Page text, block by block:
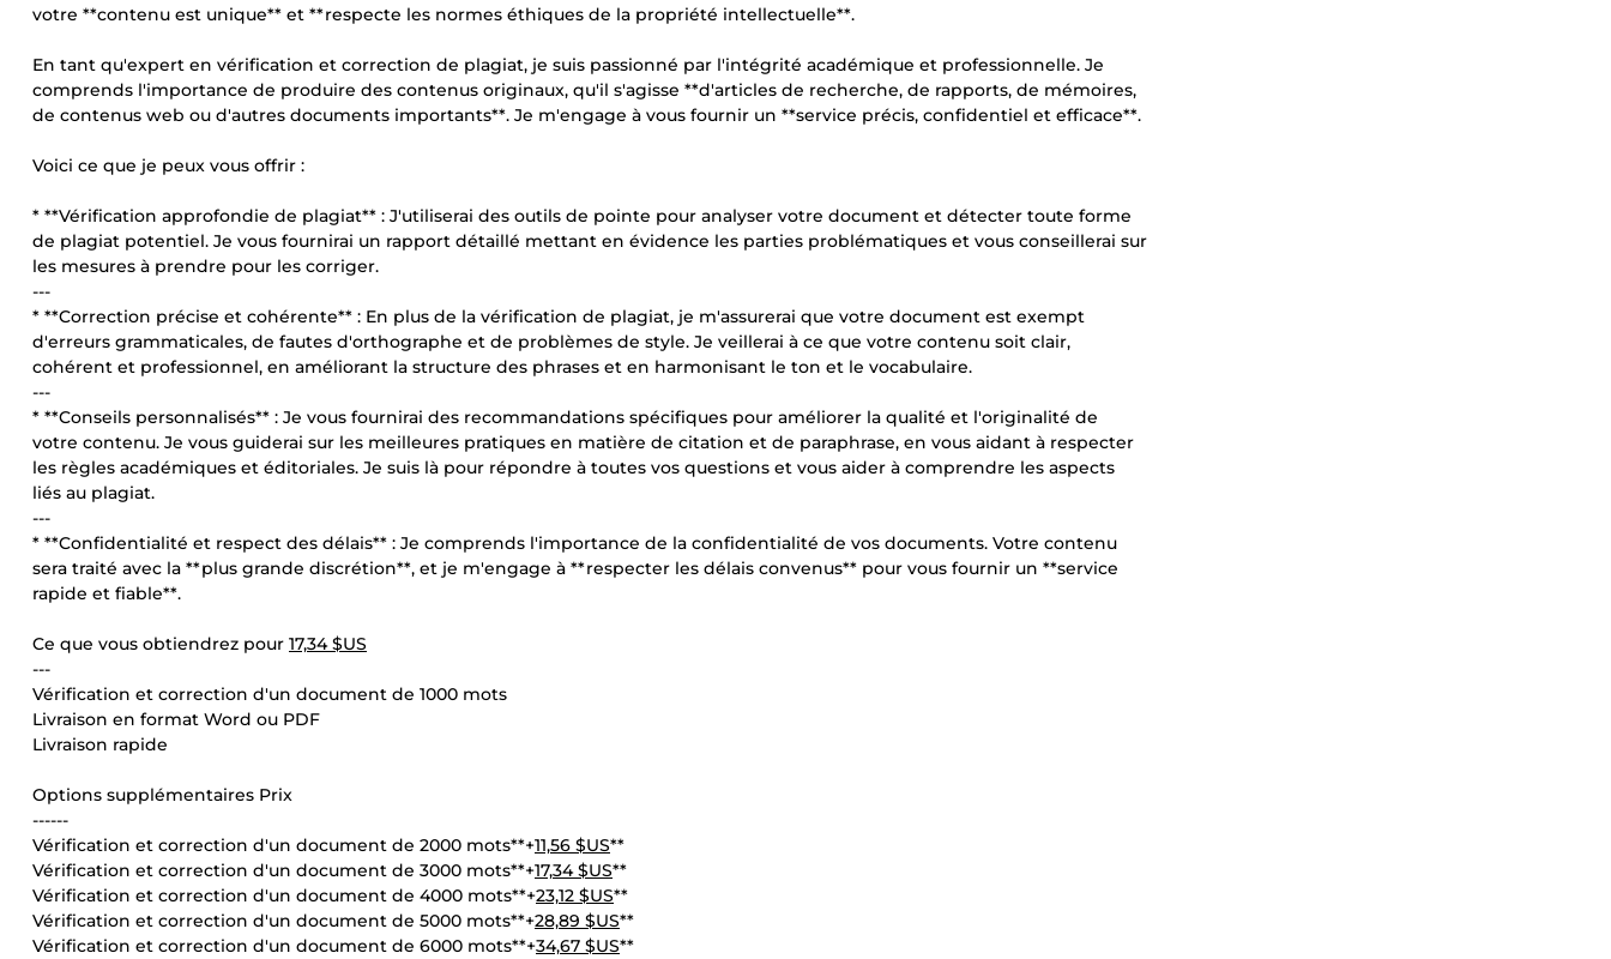
votre **contenu est unique** et **respecte les normes éthiques de la propriété intellectuelle**.
En tant qu'expert en vérification et correction de plagiat, je suis passionné par l'intégrité académique et professionnelle. Je
comprends l'importance de produire des contenus originaux, qu'il s'agisse **d'articles de recherche, de rapports, de mémoires,
de contenus web ou d'autres documents importants**. Je m'engage à vous fournir un **service précis, confidentiel et efficace**.
Voici ce que je peux vous offrir :
* **Vérification approfondie de plagiat** : J'utiliserai des outils de pointe pour analyser votre document et détecter toute forme
de plagiat potentiel. Je vous fournirai un rapport détaillé mettant en évidence les parties problématiques et vous conseillerai sur
les mesures à prendre pour les corriger.
---
* **Correction précise et cohérente** : En plus de la vérification de plagiat, je m'assurerai que votre document est exempt
d'erreurs grammaticales, de fautes d'orthographe et de problèmes de style. Je veillerai à ce que votre contenu soit clair,
cohérent et professionnel, en améliorant la structure des phrases et en harmonisant le ton et le vocabulaire.
---
* **Conseils personnalisés** : Je vous fournirai des recommandations spécifiques pour améliorer la qualité et l'originalité de
votre contenu. Je vous guiderai sur les meilleures pratiques en matière de citation et de paraphrase, en vous aidant à respecter
les règles académiques et éditoriales. Je suis là pour répondre à toutes vos questions et vous aider à comprendre les aspects
liés au plagiat.
---
* **Confidentialité et respect des délais** : Je comprends l'importance de la confidentialité de vos documents. Votre contenu
sera traité avec la **plus grande discrétion**, et je m'engage à **respecter les délais convenus** pour vous fournir un **service
rapide et fiable**.
Ce que vous obtiendrez pour 17,34 $US
---
Vérification et correction d'un document de 1000 mots
Livraison en format Word ou PDF
Livraison rapide
Options supplémentaires Prix
------
Vérification et correction d'un document de 2000 mots**+11,56 $US**
Vérification et correction d'un document de 3000 mots**+17,34 $US**
Vérification et correction d'un document de 4000 mots**+23,12 $US**
Vérification et correction d'un document de 5000 mots**+28,89 $US**
Vérification et correction d'un document de 6000 mots**+34,67 $US**